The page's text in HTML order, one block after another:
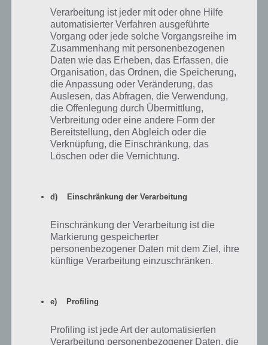
Merkur meistern. Vor allem die letzten Abschnitte der Strecke durch
den steilen Ansteig machte uns Probleme. Daher hatten wir noch
eine Turbine angebracht. In Verbindung mit zwei Batterien und einer
sehr stabilen Front haben wir 100 Prozent des Merkur gemeistert.
Den Anstieg konnten wir dank des Boost dann in RoverCraft Racing
Mit diesem Fahrzeug haben wir den Merkur bei
RoverCraft Racing gemeistert
welchem wir problemlos Venus und Erde geschafft haben. Dabei
Verarbeitung ist jeder mit oder ohne Hilfe
automatisierter Verfahren ausgeführte
Vorgang oder jede solche Vorgangsreihe im
Zusammenhang mit personenbezogenen
Daten wie das Erheben, das Erfassen, die
Organisation, das Ordnen, die Speicherung,
die Anpassung oder Veränderung, das
Auslesen, das Abfragen, die Verwendung,
die Offenlegung durch Übermittlung,
Verbreitung oder eine andere Form der
Bereitstellung, den Abgleich oder die
Verknüpfung, die Einschränkung, das
Löschen oder die Vernichtung.
d) Einschränkung der Verarbeitung
Einschränkung der Verarbeitung ist die
Markierung gespeicherter
personenbezogener Daten mit dem Ziel, ihre
künftige Verarbeitung einzuschränken.
e) Profiling
Profiling ist jede Art der automatisierten
Verarbeitung personenbezogener Daten, die